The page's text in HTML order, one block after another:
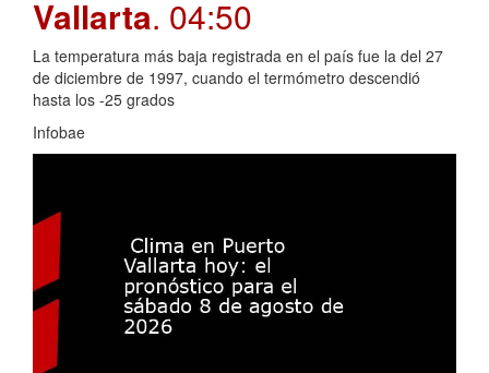
Vallarta. 04:50
La temperatura más baja registrada en el país fue la del 27
de diciembre de 1997, cuando el termómetro descendió
hasta los -25 grados
Infobae